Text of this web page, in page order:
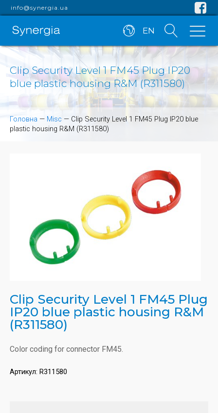
info@synergia.ua
EN
Clip Security Level 1 FM45 Plug IP20
blue plastic housing R&M (R311580)
Головна — Misc — Clip Security Level 1 FM45 Plug IP20 blue
plastic housing R&M (R311580)
Clip Security Level 1 FM45 Plug
IP20 blue plastic housing R&M
(R311580)
Color coding for connector FM45.
Артикул: R311580